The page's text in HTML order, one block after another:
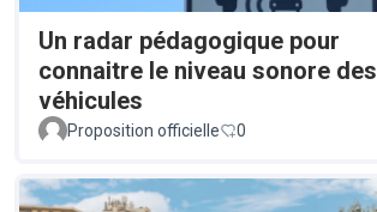
Un radar pédagogique pour
connaitre le niveau sonore des
véhicules
Proposition officielle 0